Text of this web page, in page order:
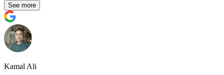
See more
Kamal Ali